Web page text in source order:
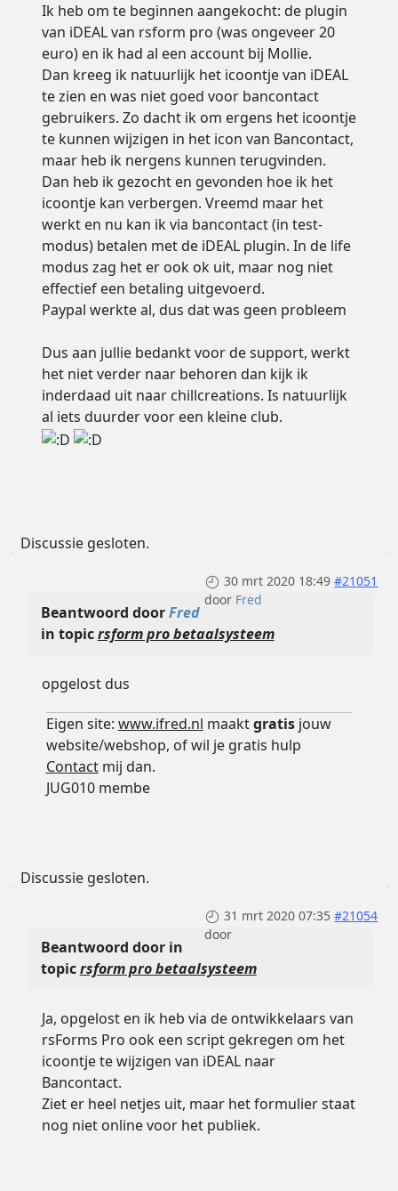
Ik heb om te beginnen aangekocht: de plugin
van iDEAL van rsform pro (was ongeveer 20
euro) en ik had al een account bij Mollie.
Dan kreeg ik natuurlijk het icoontje van iDEAL
te zien en was niet goed voor bancontact
gebruikers. Zo dacht ik om ergens het icoontje
te kunnen wijzigen in het icon van Bancontact,
maar heb ik nergens kunnen terugvinden.
Dan heb ik gezocht en gevonden hoe ik het
icoontje kan verbergen. Vreemd maar het
werkt en nu kan ik via bancontact (in test-
modus) betalen met de iDEAL plugin. In de life
modus zag het er ook ok uit, maar nog niet
effectief een betaling uitgevoerd.
Paypal werkte al, dus dat was geen probleem
Dus aan jullie bedankt voor de support, werkt
het niet verder naar behoren dan kijk ik
inderdaad uit naar chillcreations. Is natuurlijk
al iets duurder voor een kleine club.
Discussie gesloten.
30 mrt 2020 18:49 #21051
door Fred
Beantwoord doorFred
in topicrsform pro betaalsysteem
opgelost dus
Eigen site: www.ifred.nl maaktgratisjouw
website/webshop, of wil je gratis hulp
Contactmij dan.
JUG010 membe
Discussie gesloten.
31 mrt 2020 07:35 #21054
door
Beantwoord door in
topicrsform pro betaalsysteem
Ja, opgelost en ik heb via de ontwikkelaars van
rsForms Pro ook een script gekregen om het
icoontje te wijzigen van iDEAL naar
Bancontact.
Ziet er heel netjes uit, maar het formulier staat
nog niet online voor het publiek.